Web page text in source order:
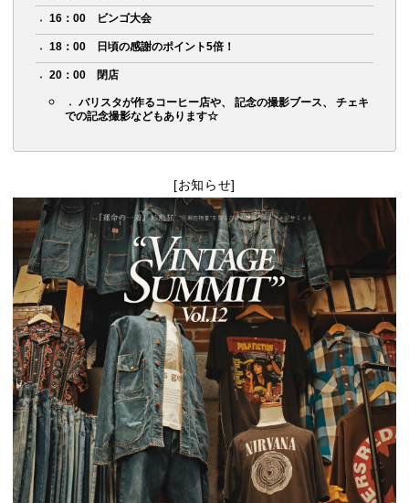
16：00 ビンゴ大会
18：00 日頃の感謝のポイント5倍！
20：00 閉店
バリスタが作るコーヒー店や、 記念の撮影ブース、 チェキ
での記念撮影などもあります☆
[お知らせ]